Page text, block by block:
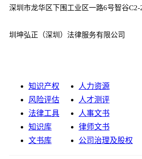
深圳市龙华区下围工业区一路6号智谷C2-
圳坤弘正（深圳）法律服务有限公司
知识产权
风险评估
法律工具
知识库
文书库
人力资源
人才测评
人事文书
律师文书
公司治理及股权